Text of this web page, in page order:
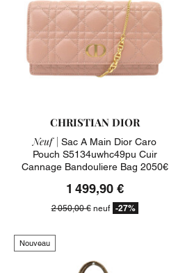
CHRISTIAN DIOR
Neuf | Sac A Main Dior Caro
Pouch S5134uwhc49pu Cuir
Cannage Bandouliere Bag 2050€
1 499,90 €
2 050,00 €neuf -27%
Nouveau